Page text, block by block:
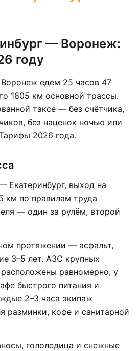
— Воронеж:
году
Воронеж едем 25 часов 47
1805 км основной трассы.
таксе — без счётчика,
без наценок ночью или
2026 года.
Екатеринбург, выход на
км по правилам труда
— один за рулём, второй
протяжении — асфальт,
3–5 лет. АЗС крупных
равномерно, у
быстрого питания и
2–3 часа экипаж
разминки, кофе и санитарной
гололедица и снежные